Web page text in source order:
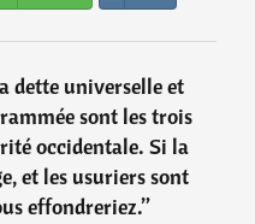
dette universelle et
sont les trois
occidentale. Si la
et les usuriers sont
effondreriez.”